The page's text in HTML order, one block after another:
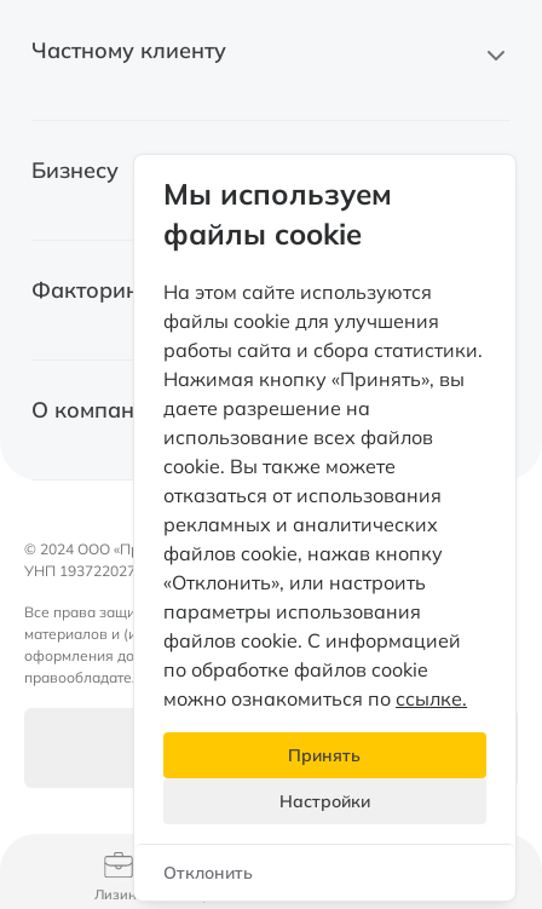
Лизинг
Частному клиенту
Автомобили с пробегом
Электромобили
Лизинг для самозанятых
Возвратный лизинг
Бизнесу
Легковые автомобили
Грузовые автомобили
Оборудование
Коммерческая недвижимость
Электромобили
Возвратный лизинг
Факторинг
Факторинг с правом регресса
Факторинг без права регресса
Факторинг для поставщиков
Документы
Раскрытие информации
Кейсы факторинга
О компании
Контакты
Партнеры
ПроЛизинг. Блог
Принципы ESG
Раскрытие информации
Документы
© 2024 OOO «ПроЛизинг».
УНП 193722027
Все права защищены. Любое использование либо копирование
материалов и (или) подборки материалов сайта, элементов дизайна и
оформления допускается лишь с письменного разрешения
правообладателя и только со ссылкой на источник.
Настройки файлов cookie
Мы используем
файлы cookie
На этом сайте используются
файлы cookie для улучшения
работы сайта и сбора статистики.
Нажимая кнопку «Принять», вы
даете разрешение на
использование всех файлов
cookie. Вы также можете
отказаться от использования
рекламных и аналитических
файлов cookie, нажав кнопку
«Отклонить», или настроить
параметры использования
файлов cookie. С информацией
по обработке файлов cookie
можно ознакомиться поссылке.
Принять
Настройки
Отклонить